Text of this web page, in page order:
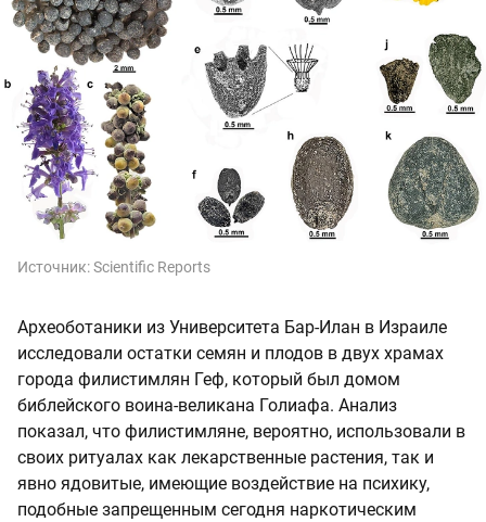
Источник:Scientific Reports
Археоботаники из Университета Бар-Илан в Израиле
исследовали остатки семян и плодов в двух храмах
города филистимлян Геф, который был домом
библейского воина-великана Голиафа. Анализ
показал, что филистимляне, вероятно, использовали в
своих ритуалах как лекарственные растения, так и
явно ядовитые, имеющие воздействие на психику,
подобные запрещенным сегодня наркотическим